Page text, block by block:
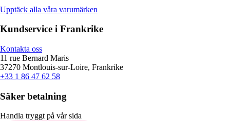
Upptäck alla våra varumärken
Kundservice i Frankrike
Kontakta oss
11 rue Bernard Maris
37270 Montlouis-sur-Loire, Frankrike
+33 1 86 47 62 58
Säker betalning
Handla tryggt på vår sida